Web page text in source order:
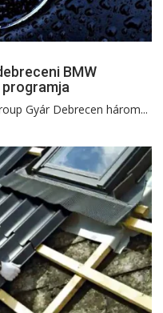
BMW
Gyár Debrecen három...